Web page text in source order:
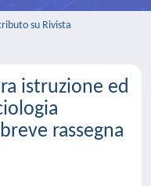
su Rivista
istruzione ed
rassegna